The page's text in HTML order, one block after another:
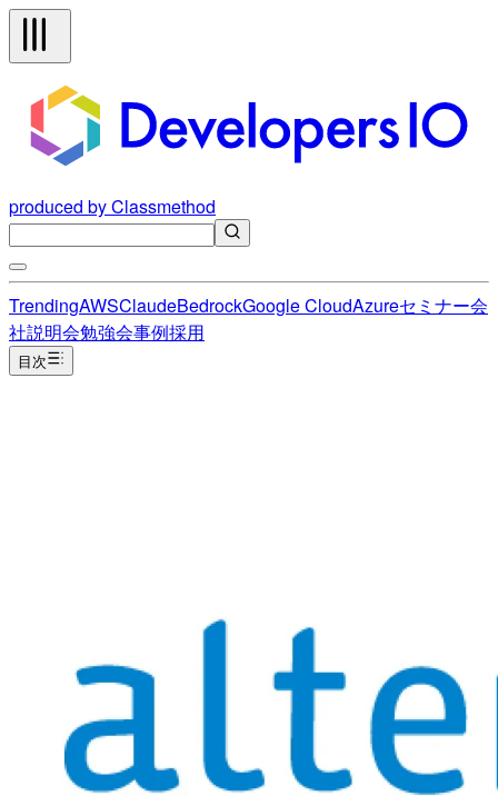
produced by Classmethod
TrendingAWSClaudeBedrockGoogle CloudAzureセミナー会
社説明会勉強会事例採用
目次